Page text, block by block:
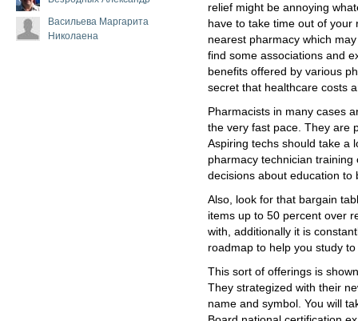
Васильева Маргарита
Николаена
relief might be annoying
have to take time out of your
nearest pharmacy which
find some associations and
benefits offered by various
secret that healthcare costs
Pharmacists in many cases
the very fast pace. They are
Aspiring techs should take a
pharmacy technician
decisions about education to
Also, look for that bargain
items up to 50 percent over
with, additionally it is
roadmap to help you study
This sort of offerings is
They strategized with their
name and symbol. You will